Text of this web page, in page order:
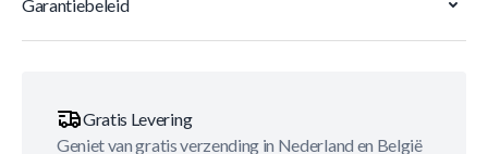
Garantiebeleid
Gratis Levering
Geniet van gratis verzending in Nederland en België